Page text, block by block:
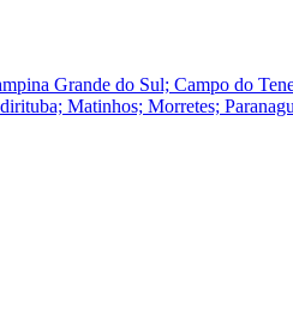
Grande do Sul; Campo do
Matinhos; Morretes;